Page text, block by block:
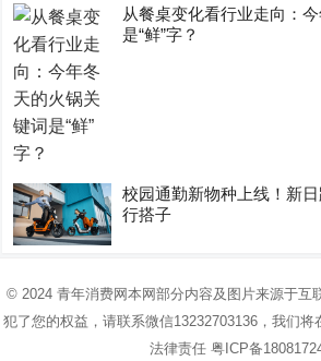
从餐桌变化看行业走向：
是“鲜”字？
校园通勤新物种上线！新
行搭子
© 2024 青年消费网本网部分内容及图片来源于互
犯了您的权益，请联系微信13232703136，我们将
法律责任粤ICP备